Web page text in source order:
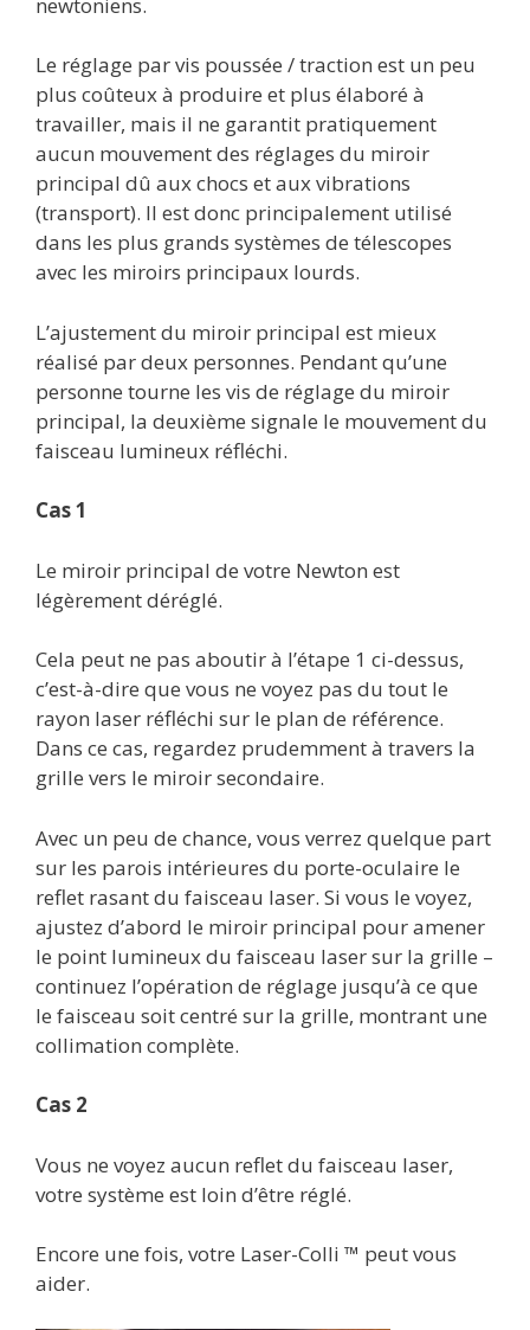
Le réglage par vis poussée / traction est un peu
plus coûteux à produire et plus élaboré à
travailler, mais il ne garantit pratiquement
aucun mouvement des réglages du miroir
principal dû aux chocs et aux vibrations
(transport). Il est donc principalement utilisé
dans les plus grands systèmes de télescopes
avec les miroirs principaux lourds.
L’ajustement du miroir principal est mieux
réalisé par deux personnes. Pendant qu’une
personne tourne les vis de réglage du miroir
principal, la deuxième signale le mouvement du
faisceau lumineux réfléchi.
Cas 1
Le miroir principal de votre Newton est
légèrement déréglé.
Cela peut ne pas aboutir à l’étape 1 ci-dessus,
c’est-à-dire que vous ne voyez pas du tout le
rayon laser réfléchi sur le plan de référence.
Dans ce cas, regardez prudemment à travers la
grille vers le miroir secondaire.
Avec un peu de chance, vous verrez quelque part
sur les parois intérieures du porte-oculaire le
reflet rasant du faisceau laser. Si vous le voyez,
ajustez d’abord le miroir principal pour amener
le point lumineux du faisceau laser sur la grille –
continuez l’opération de réglage jusqu’à ce que
le faisceau soit centré sur la grille, montrant une
collimation complète.
Cas 2
Vous ne voyez aucun reflet du faisceau laser,
votre système est loin d’être réglé.
Encore une fois, votre Laser-Colli ™ peut vous
aider.